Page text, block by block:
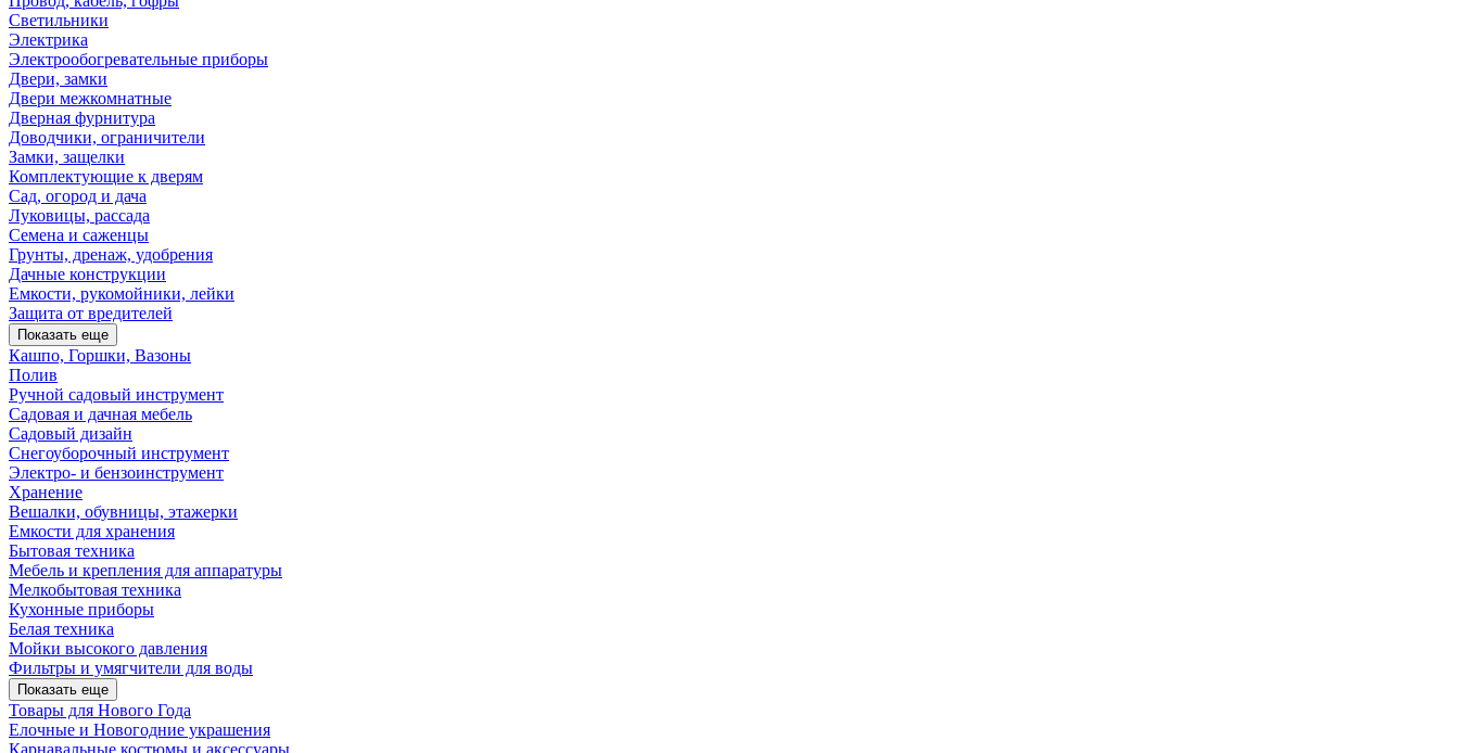
Светильники
Электрика
Электрообогревательные приборы
Двери, замки
Двери межкомнатные
Дверная фурнитура
Доводчики, ограничители
Замки, защелки
Комплектующие к дверям
Сад, огород и дача
Луковицы, рассада
Семена и саженцы
Грунты, дренаж, удобрения
Дачные конструкции
Емкости, рукомойники, лейки
Защита от вредителей
Показать еще
Кашпо, Горшки, Вазоны
Полив
Ручной садовый инструмент
Садовая и дачная мебель
Садовый дизайн
Снегоуборочный инструмент
Электро- и бензоинструмент
Хранение
Вешалки, обувницы, этажерки
Емкости для хранения
Бытовая техника
Мебель и крепления для аппаратуры
Мелкобытовая техника
Кухонные приборы
Белая техника
Мойки высокого давления
Фильтры и умягчители для воды
Показать еще
Товары для Нового Года
Елочные и Новогодние украшения
Карнавальные костюмы и аксессуары